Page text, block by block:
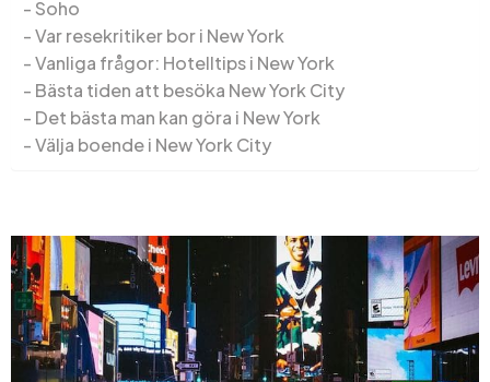
Soho
Var resekritiker bor i New York
Vanliga frågor: Hotelltips i New York
Bästa tiden att besöka New York City
Det bästa man kan göra i New York
Välja boende i New York City